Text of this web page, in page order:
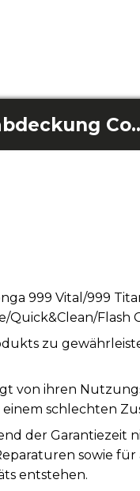
Pet and Jalisco Bürstenabdeckung Conga 999 Vital/999 Titanium/1990 Connected/
999 Vital/999
Flash
zu
von ihren
schlechten
der Garantiezeit
sowie
entstehen.